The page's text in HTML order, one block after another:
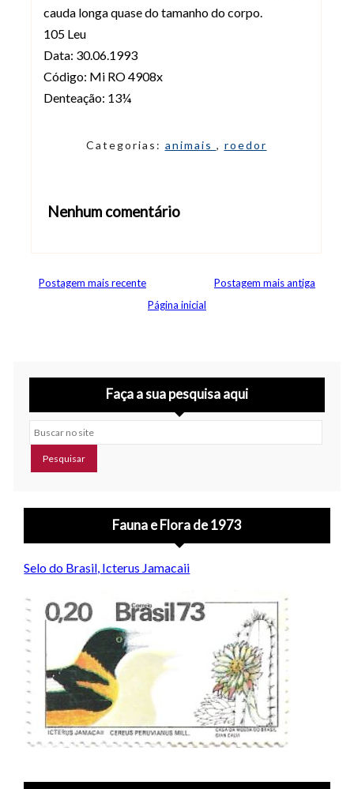
cauda longa quase do tamanho do corpo.
105 Leu
Data: 30.06.1993
Código: Mi RO 4908x
Denteação: 13¼
Categorias: animais , roedor
Nenhum comentário
Postagem mais recente
Postagem mais antiga
Página inicial
Faça a sua pesquisa aqui
Buscar no site
Fauna e Flora de 1973
Selo do Brasil, Icterus Jamacaii